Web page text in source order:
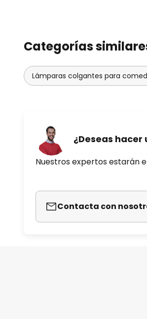
Categorías
Lámparas colgantes para
¿Deseas hacer
Nuestros expertos estarán
Contacta con